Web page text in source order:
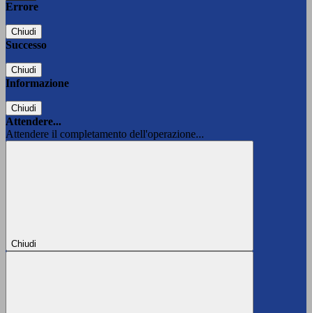
Errore
Chiudi
Successo
Chiudi
Informazione
Chiudi
Attendere...
Attendere il completamento dell'operazione...
Chiudi